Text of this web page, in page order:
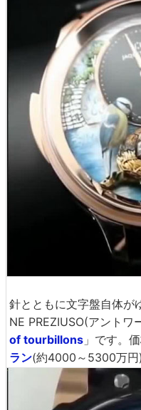
針とともに文字盤自体が
NE PREZIUSO(アントワ
of tourbillons 」です。
ラン(約4000～5300万円)